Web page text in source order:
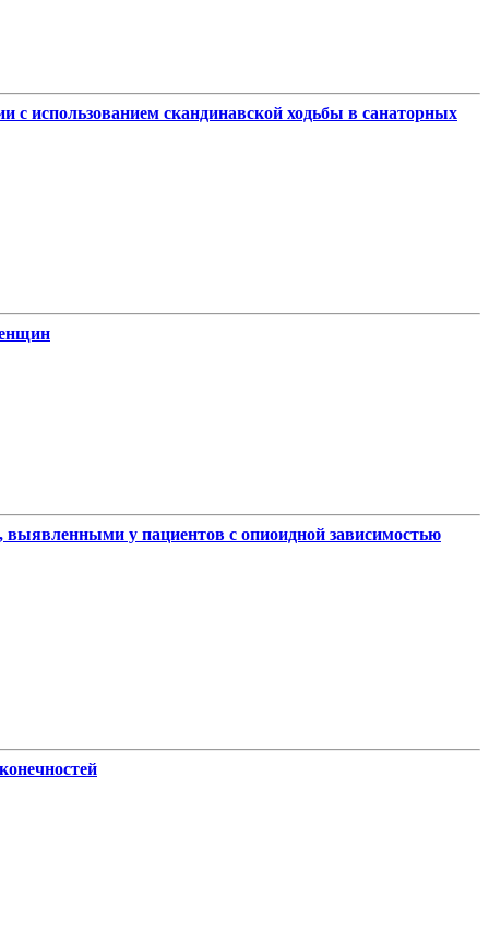
с использованием скандинавской ходьбы в санаторных
выявленными у пациентов с опиоидной зависимостью